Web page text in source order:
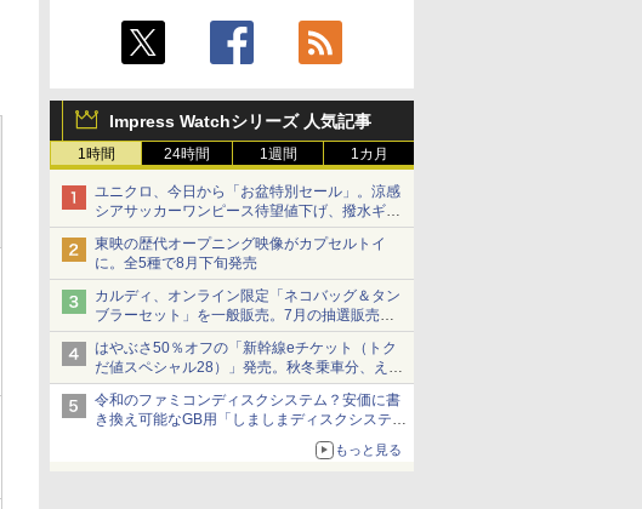
Impress Watchシリーズ 人気記事
1時間 24時間 1週間 1カ月
ユニクロ、今日から「お盆特別セール」。涼感
シアサッカーワンピース待望値下げ、撥水ギア
ショーツは1990円に
東映の歴代オープニング映像がカプセルトイ
に。全5種で8月下旬発売
カルディ、オンライン限定「ネコバッグ＆タン
ブラーセット」を一般販売。7月の抽選販売の
当選無効分
はやぶさ50％オフの「新幹線eチケット（トク
だ値スペシャル28）」発売。秋冬乗車分、えき
ねっと限定
令和のファミコンディスクシステム？安価に書
き換え可能なGB用「しましまディスクシステ
もっと見る